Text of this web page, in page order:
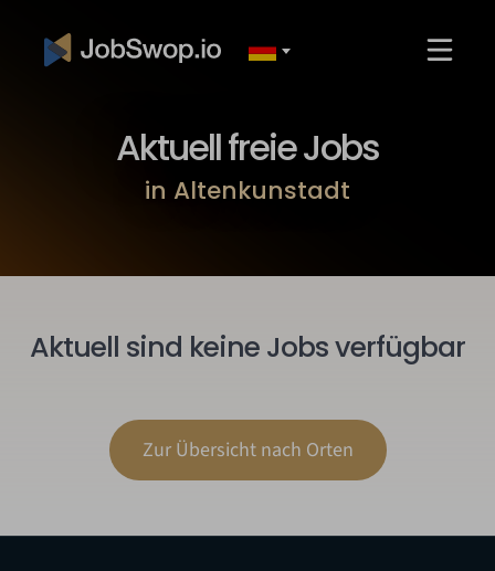
Aktuell freie Jobs
in Altenkunstadt
Aktuell sind keine Jobs verfügbar
Zur Übersicht nach Orten